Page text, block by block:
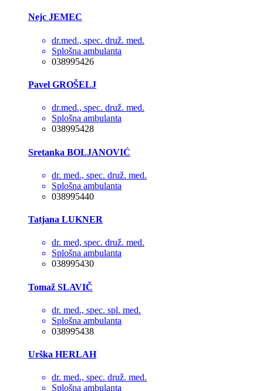
Nejc JEMEC
dr.med., spec. druž. med.
Splošna ambulanta
038995426
Pavel GROŠELJ
dr.med., spec. druž. med.
Splošna ambulanta
038995428
Sretanka BOLJANOVIĆ
dr. med., spec. druž. med.
Splošna ambulanta
038995440
Tatjana LUKNER
dr. med, spec. druž. med.
Splošna ambulanta
038995430
Tomaž SLAVIČ
dr. med., spec. spl. med.
Splošna ambulanta
038995438
Urška HERLAH
dr. med., spec. druž. med.
Splošna ambulanta